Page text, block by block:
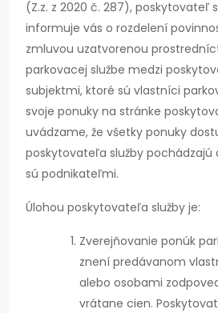
(Z.z. z 2020 č. 287), poskytovateľ
informuje vás o rozdelení
zmluvou uzatvorenou
parkovacej službe medzi
subjektmi, ktoré sú vlastníci
svoje ponuky na stránke
uvádzame, že všetky ponuky
poskytovateľa služby pochádzajú
sú podnikateľmi.
Úlohou poskytovateľa služby je:
Zverejňovanie ponúk
znení predávanom
alebo osobami
vrátane cien.